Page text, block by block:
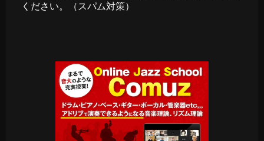
ください。（スパム対策）